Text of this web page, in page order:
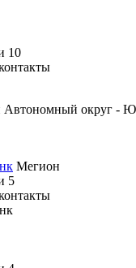
10
округ -
Мегион
5